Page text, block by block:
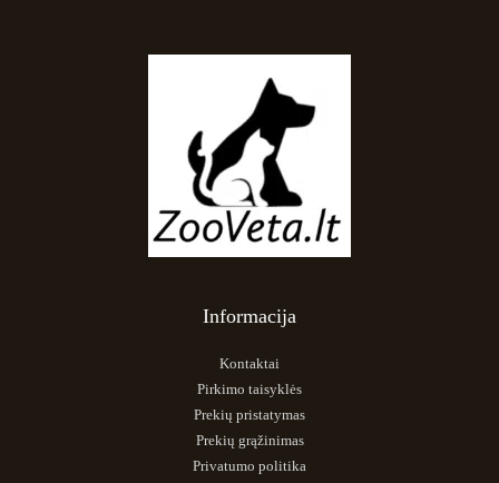
Informacija
Kontaktai
Pirkimo taisyklės
Prekių pristatymas
Prekių grąžinimas
Privatumo politika